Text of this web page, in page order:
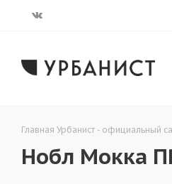
Главная Урбанист - официальный
Нобл Мокка